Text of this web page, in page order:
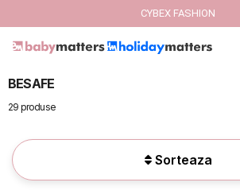
Italbaby Collections
CYBEX FASHION
BESAFE
29 produse
Sorteaza